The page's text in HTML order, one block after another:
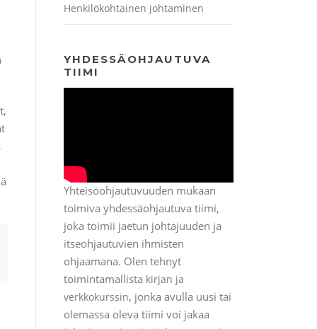
Henkilökohtainen johtaminen
YHDESSÄOHJAUTUVA
TIIMI
Yhteisöohjautuvuuden mukaan
toimiva yhdessäohjautuva tiimi,
joka toimii jaetun johtajuuden ja
itseohjautuvien ihmisten
ohjaamana. Olen tehnyt
toimintamallista kirjan ja
verkkokurssin, jonka avulla uusi tai
olemassa oleva tiimi voi jakaa